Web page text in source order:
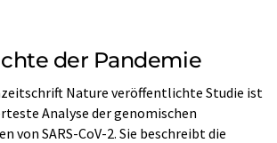
der Pandemie
Nature veröffentlichte Studie ist
Analyse der genomischen
von SARS-CoV-2. Sie beschreibt die